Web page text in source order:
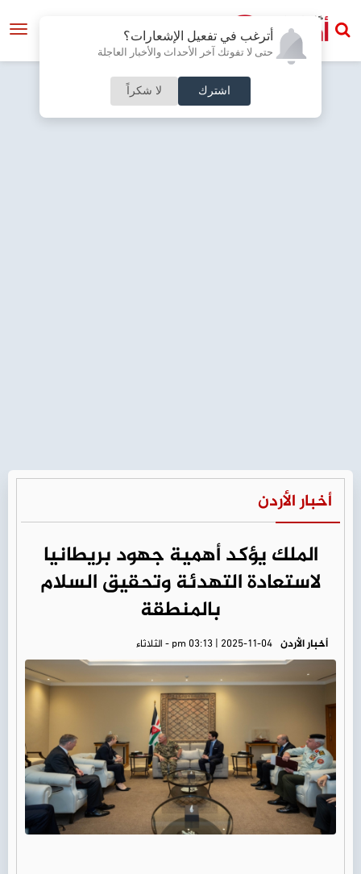
أترغب في تفعيل الإشعارات؟
حتى لا تفوتك آخر الأحداث والأخبار العاجلة
اشترك لا شكراً
أخبار الأردن
الملك يؤكد أهمية جهود بريطانيا
لاستعادة التهدئة وتحقيق السلام
بالمنطقة
أخبار الأردن pm 03:13 | 2025-11-04 - الثلاثاء